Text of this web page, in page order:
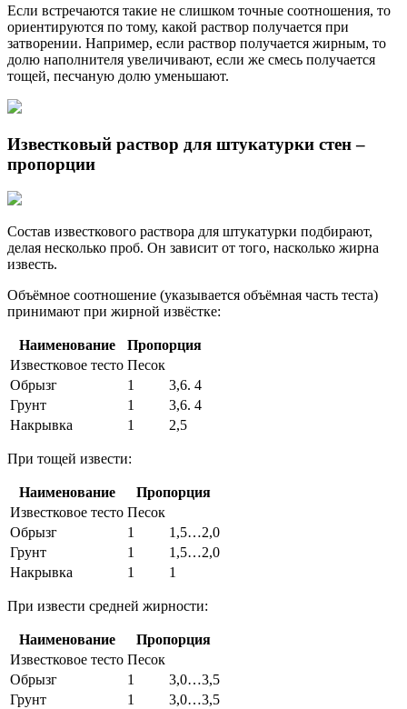
Если встречаются такие не слишком точные соотношения, то
ориентируются по тому, какой раствор получается при
затворении. Например, если раствор получается жирным, то
долю наполнителя увеличивают, если же смесь получается
тощей, песчаную долю уменьшают.
Известковый раствор для штукатурки стен –
пропорции
Состав известкового раствора для штукатурки подбирают,
делая несколько проб. Он зависит от того, насколько жирна
известь.
Объёмное соотношение (указывается объёмная часть теста)
принимают при жирной извёстке:
Наименование
Пропорция
Известковое тесто Песок
Обрызг
1
3,6. 4
Грунт
1
3,6. 4
Накрывка
1 2,5
При тощей извести:
Наименование
Пропорция
Известковое тесто Песок
Обрызг
1
1,5…2,0
Грунт
1
1,5…2,0
Накрывка
1 1
При извести средней жирности:
Наименование
Пропорция
Известковое тесто Песок
Обрызг
1
3,0…3,5
Грунт
1
3,0…3,5